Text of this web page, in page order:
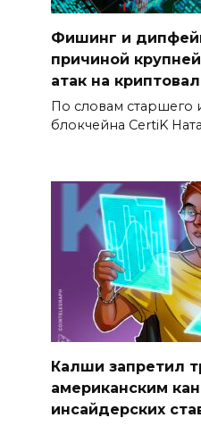
Фишинг и
причиной
атак на
По словам старшего
блокчейна CertiK
Калши запретил
американским
инсайдерских